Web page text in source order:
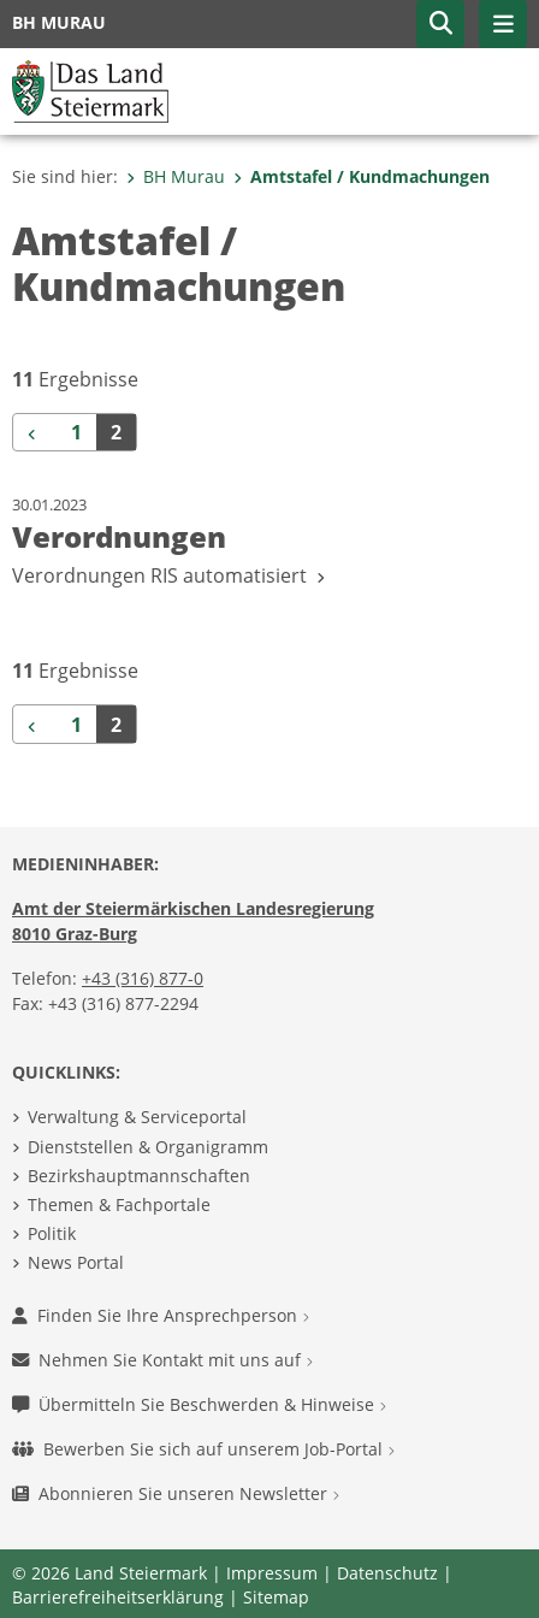
BH MURAU
Sie sind hier: BH Murau Amtstafel / Kundmachungen
Amtstafel /
Kundmachungen
11 Ergebnisse
Zurück
1 2
30.01.2023
Verordnungen
Verordnungen RIS automatisiert
11 Ergebnisse
Zurück
1 2
MEDIENINHABER:
Amt der Steiermärkischen Landesregierung
8010 Graz-Burg
Telefon: +43 (316) 877-0
Fax: +43 (316) 877-2294
QUICKLINKS:
Verwaltung & Serviceportal
Dienststellen & Organigramm
Bezirkshauptmannschaften
Themen & Fachportale
Politik
News Portal
Finden Sie Ihre Ansprechperson
Nehmen Sie Kontakt mit uns auf
Übermitteln Sie Beschwerden & Hinweise
Bewerben Sie sich auf unserem Job-Portal
Abonnieren Sie unseren Newsletter
© 2026 Land Steiermark | Impressum | Datenschutz |
Barrierefreiheitserklärung | Sitemap